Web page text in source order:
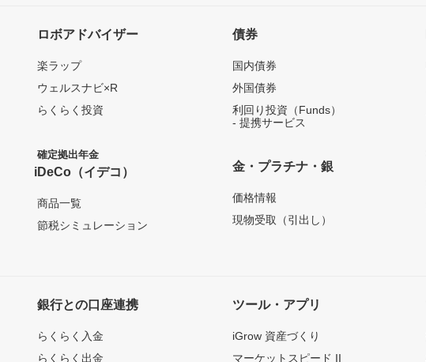
ロボアドバイザー
楽ラップ
ウェルスナビ×R
らくらく投資
確定拠出年金
iDeCo（イデコ）
商品一覧
節税シミュレーション
債券
国内債券
外国債券
利回り投資（Funds）
- 提携サービス
金・プラチナ・銀
価格情報
現物受取（引出し）
銀行との口座連携
らくらく入金
らくらく出金
ツール・アプリ
iGrow 資産づくり
マーケットスピード II